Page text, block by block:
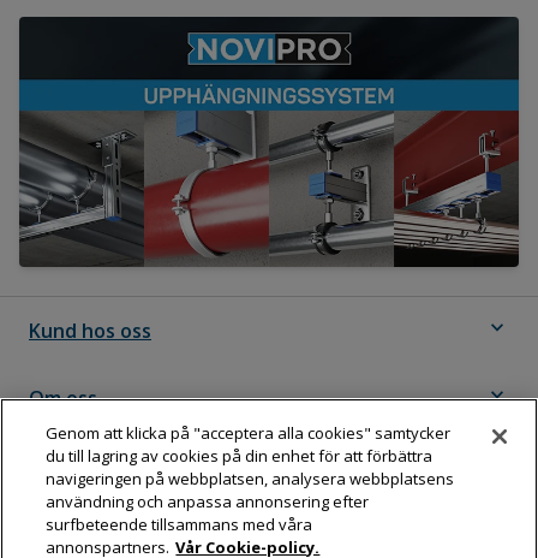
Kund hos oss expand_more
Om oss expand_more
Följ Dahl
Genom att klicka på "acceptera alla cookies" samtycker
du till lagring av cookies på din enhet för att förbättra
navigeringen på webbplatsen, analysera webbplatsens
användning och anpassa annonsering efter
surfbeteende tillsammans med våra
annonspartners. Vår Cookie-policy.